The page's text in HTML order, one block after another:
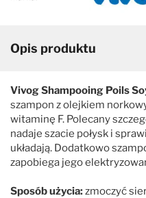
Opis produktu
Vivog Shampooing Poils
szampon z olejkiem
witaminę F. Polecany
nadaje szacie połysk i
układają. Dodatkowo
zapobiega jego
Sposób użycia:zmoczyć